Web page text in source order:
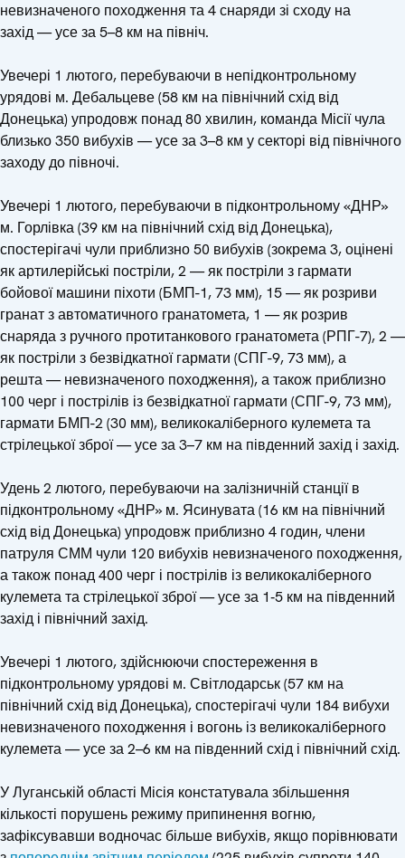
невизначеного походження та 4 снаряди зі сходу на
захід — усе за 5–8 км на північ.
Увечері 1 лютого, перебуваючи в непідконтрольному
урядові м. Дебальцеве (58 км на північний схід від
Донецька) упродовж понад 80 хвилин, команда Місії чула
близько 350 вибухів — усе за 3–8 км у секторі від північного
заходу до півночі.
Увечері 1 лютого, перебуваючи в підконтрольному «ДНР»
м. Горлівка (39 км на північний схід від Донецька),
спостерігачі чули приблизно 50 вибухів (зокрема 3, оцінені
як артилерійські постріли, 2 — як постріли з гармати
бойової машини піхоти (БМП-1, 73 мм), 15 — як розриви
гранат з автоматичного гранатомета, 1 — як розрив
снаряда з ручного протитанкового гранатомета (РПГ-7), 2 —
як постріли з безвідкатної гармати (СПГ-9, 73 мм), а
решта — невизначеного походження), а також приблизно
100 черг і пострілів із безвідкатної гармати (СПГ-9, 73 мм),
гармати БМП-2 (30 мм), великокаліберного кулемета та
стрілецької зброї — усе за 3–7 км на південний захід і захід.
Удень 2 лютого, перебуваючи на залізничній станції в
підконтрольному «ДНР» м. Ясинувата (16 км на північний
схід від Донецька) упродовж приблизно 4 годин, члени
патруля СММ чули 120 вибухів невизначеного походження,
а також понад 400 черг і пострілів із великокаліберного
кулемета та стрілецької зброї — усе за 1‑5 км на південний
захід і північний захід.
Увечері 1 лютого, здійснюючи спостереження в
підконтрольному урядові м. Світлодарськ (57 км на
північний схід від Донецька), спостерігачі чули 184 вибухи
невизначеного походження і вогонь із великокаліберного
кулемета — усе за 2–6 км на південний схід і північний схід.
У Луганській області Місія констатувала збільшення
кількості порушень режиму припинення вогню,
зафіксувавши водночас більше вибухів, якщо порівнювати